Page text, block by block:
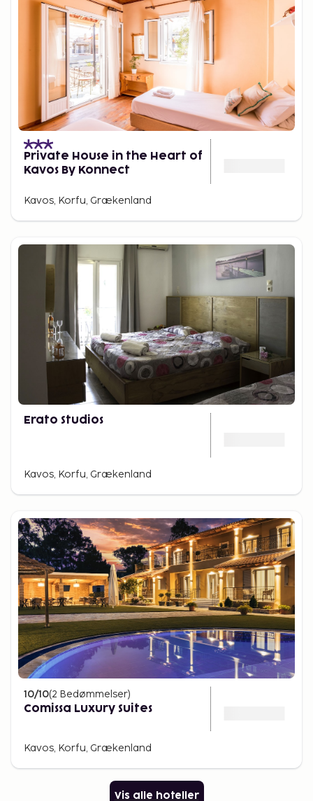
Private House in the Heart of
Kavos By Konnect
Kavos, Korfu, Grækenland
Erato Studios
Kavos, Korfu, Grækenland
10/10(2 Bedømmelser)
Comissa Luxury Suites
Kavos, Korfu, Grækenland
Vis alle hoteller